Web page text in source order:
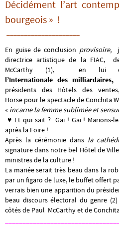
Décidément l’art
bourgeois » !
En guise de conclusion provisoire,
directrice artistique de la FIAC,
McCarthy (1), en lui
l’Internationale des milliardaires,
présidents des Hôtels des
Horse pour le spectacle de Conchita
« incarne la femme sublimée et
♥ Et qui sait ? Gai ! Gai ! Marions-
après la Foire !
Après la cérémonie dans la
signature dans notre bel Hôtel de
ministres de la culture !
La mariée serait très beau dans la
par un figaro de luxe, le buffet offert
verrais bien une apparition du
beau discours électoral du genre
côtés de Paul McCarthy et de